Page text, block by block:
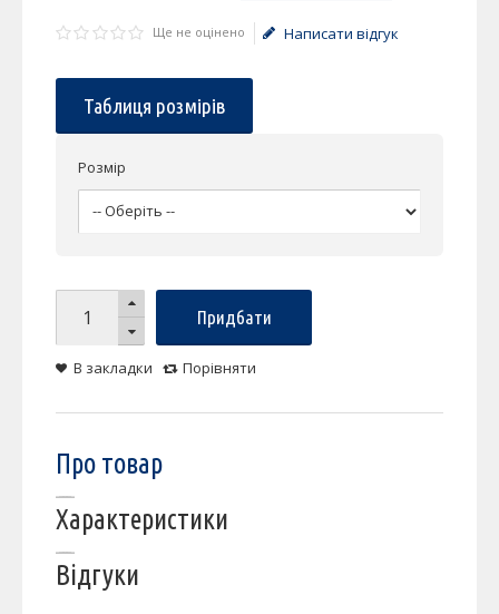
Ще не оцінено Написати відгук
Таблиця розмірів
Розмір
Придбати
В закладки Порівняти
Про товар
Характеристики
Відгуки